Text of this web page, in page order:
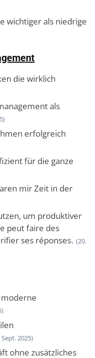
wichtiger als niedrige
die wirklich
als
erfolgreich
für die ganze
mir Zeit in der
um produktiver
peut faire des
ses réponses. (20.
moderne
Sept. 2025)
ohne zusätzliches